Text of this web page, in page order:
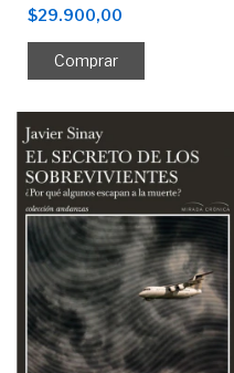
$29.900,00